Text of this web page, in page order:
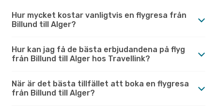
Hur mycket kostar vanligtvis en flygresa från
Billund till Alger?
Hur kan jag få de bästa erbjudandena på flyg
från Billund till Alger hos Travellink?
När är det bästa tillfället att boka en flygresa
från Billund till Alger?